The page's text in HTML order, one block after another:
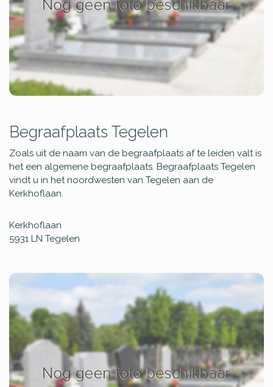
Begraafplaats Tegelen
Zoals uit de naam van de begraafplaats af te leiden valt is
het een algemene begraafplaats. Begraafplaats Tegelen
vindt u in het noordwesten van Tegelen aan de
Kerkhoflaan.
Kerkhoflaan
5931 LN Tegelen